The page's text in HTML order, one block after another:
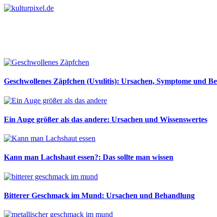
Geschwollenes Zäpfchen (Uvulitis): Ursachen, Symptome und
Ein Auge größer als das andere: Ursachen und Wissenswertes
Kann man Lachshaut essen?: Das sollte man wissen
Bitterer Geschmack im Mund: Ursachen und Behandlung